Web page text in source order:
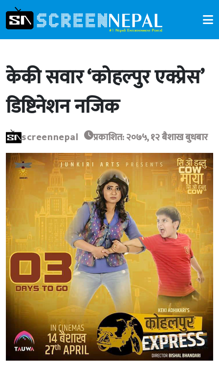
केकी सवार ‘कोहल्पुर एक्प्रेस’
डिष्टिनेशन नजिक
screennepal प्रकाशित: २०७५, १२ बैशाख बुधबार